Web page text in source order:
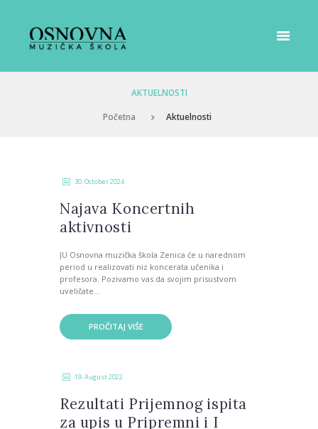
AKTUELNOSTI
Početna Aktuelnosti
30. October 2024.
Najava Koncertnih
aktivnosti
JU Osnovna muzička škola Zenica će u narednom
period u realizovati niz koncerata učenika i
profesora. Pozivamo vas da svojim prisustvom
uveličate...
PROČITAJ VIŠE
19. August 2022.
Rezultati Prijemnog ispita
za upis u Pripremni i I